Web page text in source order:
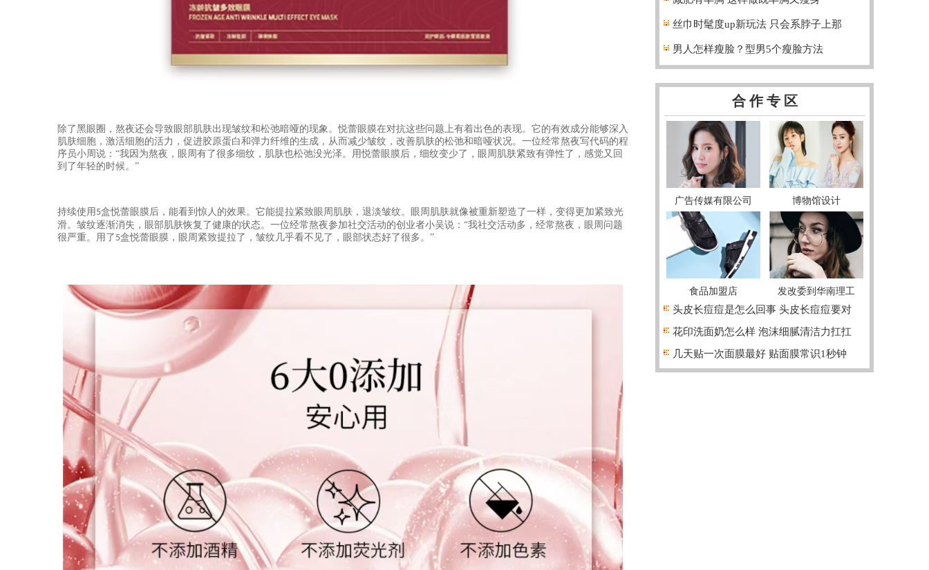
除了黑眼圈，熬夜还会导致眼部肌肤出现皱纹和松弛暗哑的现象。悦蕾眼膜在对抗这些问题上有着出色的表现。它的有效成分能够深入
肌肤细胞，激活细胞的活力，促进胶原蛋白和弹力纤维的生成，从而减少皱纹，改善肌肤的松弛和暗哑状况。一位经常熬夜写代码的程
序员小周说： “我因为熬夜，眼周有了很多细纹，肌肤也松弛没光泽。用悦蕾眼膜后，细纹变少了，眼周肌肤紧致有弹性了，感觉又回
到了年轻的时候。”
持续使用 5盒悦蕾眼膜后，能看到惊人的效果。它能提拉紧致眼周肌肤，退淡皱纹。眼周肌肤就像被重新塑造了一样，变得更加紧致光
滑。皱纹逐渐消失，眼部肌肤恢复了健康的状态。一位经常熬夜参加社交活动的创业者小吴说：“我社交活动多，经常熬夜，眼周问题
很严重。用了 5盒悦蕾眼膜，眼周紧致提拉了，皱纹几乎看不见了，眼部状态好了很多。”